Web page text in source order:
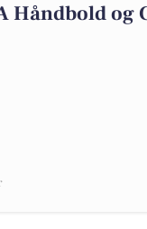
Håndbold og